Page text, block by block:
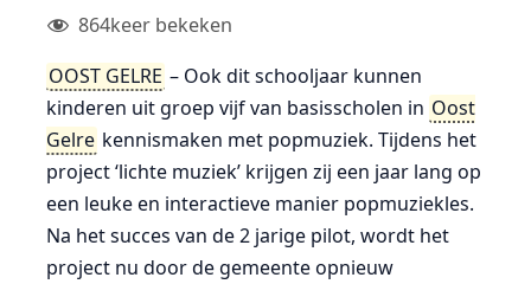
864keer bekeken
OOST GELRE – Ook dit schooljaar kunnen
kinderen uit groep vijf van basisscholen in Oost
Gelre kennismaken met popmuziek. Tijdens het
project ‘lichte muziek’ krijgen zij een jaar lang op
een leuke en interactieve manier popmuziekles.
Na het succes van de 2 jarige pilot, wordt het
project nu door de gemeente opnieuw